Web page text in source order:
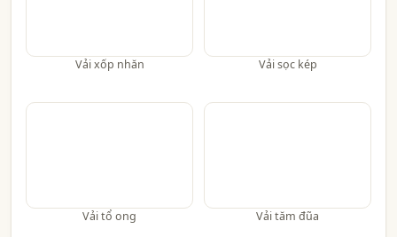
Vải xốp nhăn Vải sọc kép
Vải tổ ong Vải tăm đũa